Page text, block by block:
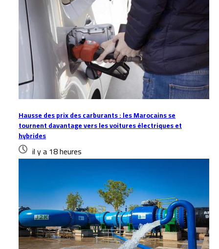
Hausse des prix des carburants : les Marocains se
tournent davantage vers les voitures électriques et
hybrides
il y a 18 heures